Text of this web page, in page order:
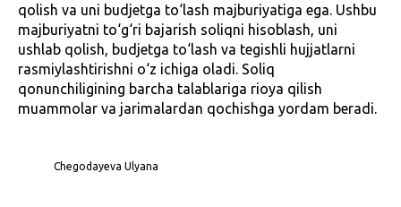
qolish va uni budjetga to‘lash majburiyatiga ega. Ushbu
majburiyatni to‘g‘ri bajarish soliqni hisoblash, uni
ushlab qolish, budjetga to‘lash va tegishli hujjatlarni
rasmiylashtirishni o‘z ichiga oladi. Soliq
qonunchiligining barcha talablariga rioya qilish
muammolar va jarimalardan qochishga yordam beradi.
Chegodayeva Ulyana